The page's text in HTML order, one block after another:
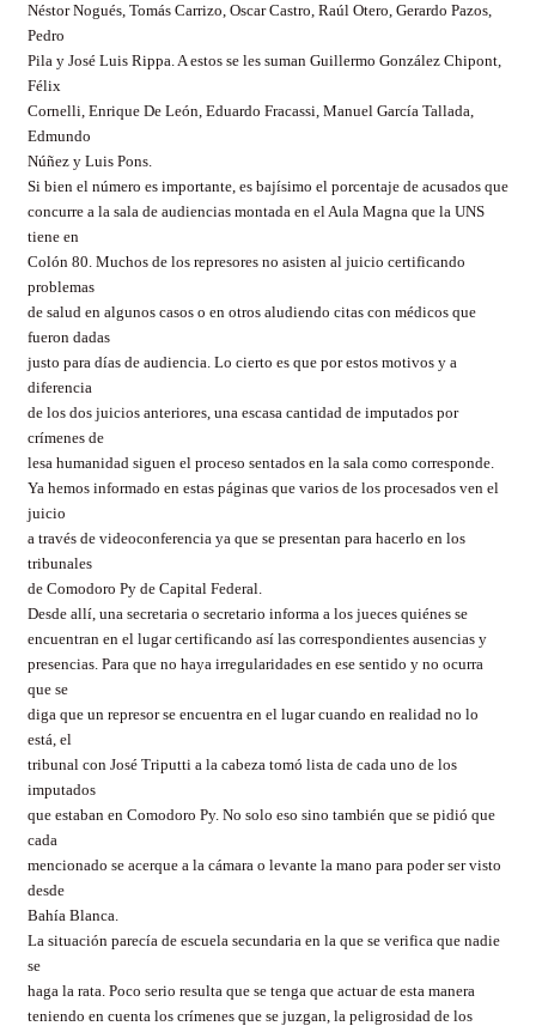
Néstor Nogués, Tomás Carrizo, Oscar Castro, Raúl Otero, Gerardo Pazos,
Pedro
Pila y José Luis Rippa. A estos se les suman Guillermo González Chipont,
Félix
Cornelli, Enrique De León, Eduardo Fracassi, Manuel García Tallada,
Edmundo
Núñez y Luis Pons.
Si bien el número es importante, es bajísimo el porcentaje de acusados que
concurre a la sala de audiencias montada en el Aula Magna que la UNS
tiene en
Colón 80. Muchos de los represores no asisten al juicio certificando
problemas
de salud en algunos casos o en otros aludiendo citas con médicos que
fueron dadas
justo para días de audiencia. Lo cierto es que por estos motivos y a
diferencia
de los dos juicios anteriores, una escasa cantidad de imputados por
crímenes de
lesa humanidad siguen el proceso sentados en la sala como corresponde.
Ya hemos informado en estas páginas que varios de los procesados ven el
juicio
a través de videoconferencia ya que se presentan para hacerlo en los
tribunales
de Comodoro Py de Capital Federal.
Desde allí, una secretaria o secretario informa a los jueces quiénes se
encuentran en el lugar certificando así las correspondientes ausencias y
presencias. Para que no haya irregularidades en ese sentido y no ocurra
que se
diga que un represor se encuentra en el lugar cuando en realidad no lo
está, el
tribunal con José Triputti a la cabeza tomó lista de cada uno de los
imputados
que estaban en Comodoro Py. No solo eso sino también que se pidió que
cada
mencionado se acerque a la cámara o levante la mano para poder ser visto
desde
Bahía Blanca.
La situación parecía de escuela secundaria en la que se verifica que nadie
se
haga la rata. Poco serio resulta que se tenga que actuar de esta manera
teniendo en cuenta los crímenes que se juzgan, la peligrosidad de los